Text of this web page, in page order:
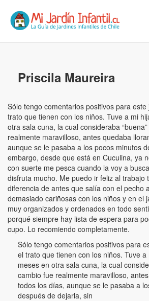
Priscila Maureira
Sólo tengo comentarios positivos para
trato que tienen con los niños. Tuve a mi
otra sala cuna, la cual consideraba
realmente maravilloso, antes quedaba
aunque se le pasaba a los pocos minutos
embargo, desde que está en Cuculina, ya
con suerte me pesca cuando la voy a
disfruta mucho. Me puedo ir feliz al trabajo
diferencia de antes que salía con el pecho
demasiado cariñosas con los niños y en el
muy organizados y ordenados en todo
porqué siempre hay lista de espera para
cupo. Lo recomiendo completamente.
Sólo tengo comentarios positivos para
el trato que tienen con los niños. Tuve
meses en otra sala cuna, la cual
cambio fue realmente maravilloso,
todos los días, aunque se le pasaba a
después de dejarla, sin